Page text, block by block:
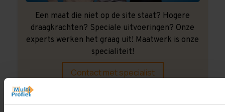
Een maat die niet op de site staat? Hogere
draagkrachten? Speciale uitvoeringen? Onze
experts werken het graag uit! Maatwerk is onze
specialiteit!
Contact met specialist